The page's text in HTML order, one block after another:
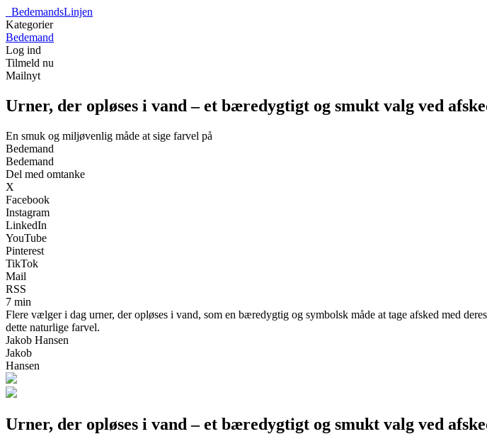
BedemandsLinjen
Kategorier
Bedemand
Log ind
Tilmeld nu
Mailnyt
Urner, der opløses i vand – et bæredygtigt og smukt valg ved
En smuk og miljøvenlig måde at sige farvel på
Bedemand
Bedemand
Del med omtanke
X
Facebook
Instagram
LinkedIn
YouTube
Pinterest
TikTok
Mail
RSS
7 min
Flere vælger i dag urner, der opløses i vand, som en bæredygtig og symbolsk måde at tage afsked med
dette naturlige farvel.
Jakob Hansen
Jakob
Hansen
Urner, der opløses i vand – et bæredygtigt og smukt valg ved